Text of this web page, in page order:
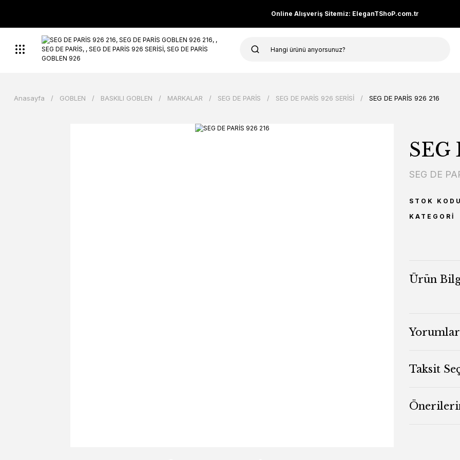
Online Alışveriş Sitemiz: EleganTShoP.com.tr
Anasayfa GOBLEN BASKILI GOBLEN MARKALAR SEG DE PARİS SEG DE PARİS 926 SERİSİ SEG DE PARİS 926 216
SEG
SEG DE
STOK KODU
KATEGORI
Ürün
Yorumlar
Taksit